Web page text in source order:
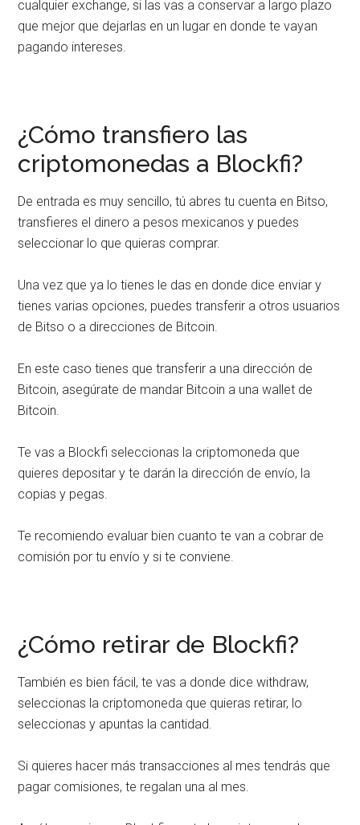
cualquier exchange, si las vas a conservar a largo plazo
que mejor que dejarlas en un lugar en donde te vayan
pagando intereses.
¿Cómo transfiero las
criptomonedas a Blockfi?
De entrada es muy sencillo, tú abres tu cuenta en Bitso,
transfieres el dinero a pesos mexicanos y puedes
seleccionar lo que quieras comprar.
Una vez que ya lo tienes le das en donde dice enviar y
tienes varias opciones, puedes transferir a otros usuarios
de Bitso o a direcciones de Bitcoin.
En este caso tienes que transferir a una dirección de
Bitcoin, asegúrate de mandar Bitcoin a una wallet de
Bitcoin.
Te vas a Blockfi seleccionas la criptomoneda que
quieres depositar y te darán la dirección de envío, la
copias y pegas.
Te recomiendo evaluar bien cuanto te van a cobrar de
comisión por tu envío y si te conviene.
¿Cómo retirar de Blockfi?
También es bien fácil, te vas a donde dice withdraw,
seleccionas la criptomoneda que quieras retirar, lo
seleccionas y apuntas la cantidad.
Si quieres hacer más transacciones al mes tendrás que
pagar comisiones, te regalan una al mes.